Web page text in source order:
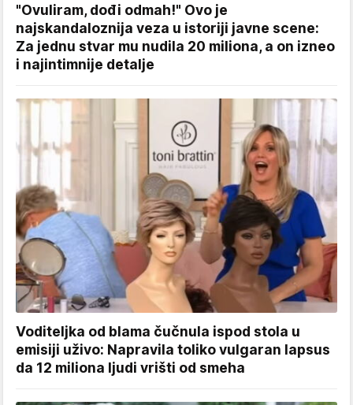
"Ovuliram, dođi odmah!" Ovo je
najskandaloznija veza u istoriji javne scene:
Za jednu stvar mu nudila 20 miliona, a on izneo
i najintimnije detalje
Voditeljka od blama čučnula ispod stola u
emisiji uživo: Napravila toliko vulgaran lapsus
da 12 miliona ljudi vrišti od smeha